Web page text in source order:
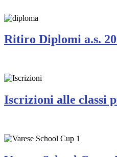
Ritiro Diplomi a.s.
Iscrizioni alle classi